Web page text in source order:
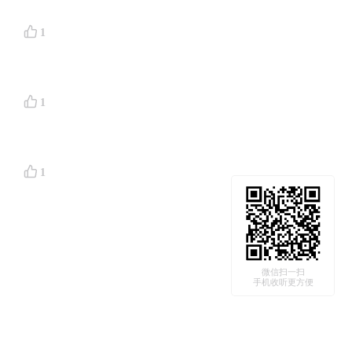
1
1
1
微信扫一扫
手机收听更方便